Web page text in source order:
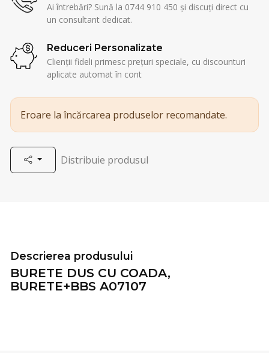
Ai întrebări? Sună la 0744 910 450 și discuți direct cu
un consultant dedicat.
Reduceri Personalizate
Clienții fideli primesc prețuri speciale, cu discounturi
aplicate automat în cont
Eroare la încărcarea produselor recomandate.
Distribuie produsul
Descrierea produsului
BURETE DUS CU COADA,
BURETE+BBS A07107